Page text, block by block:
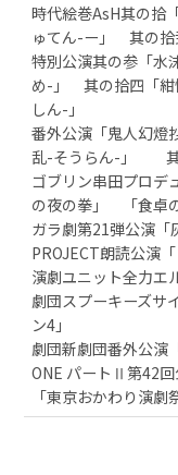
時代絵巻AsH其の拾
ゅてん-ー」 其の拾
特別公演其の参「
め-」 其の拾四「
しん-」
番外公演「鬼人幻
乱-そうらん-」 其
ゴブリン串田プロデ
の夜の拳」 「食卓
ガラ劇第21弾公演
PROJECT朗読公演
演劇ユニット全力エ
劇団スプーキーズサ
ン4」
劇団新劇団番外公
ONE パートⅡ第42回
「東京おかわり